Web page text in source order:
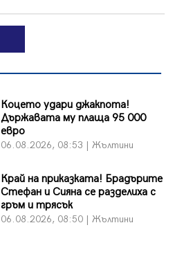
Коцето удари джакпота!
Държавата му плаща 95 000
евро
06.08.2026, 08:53 | Жълтини
Край на приказката! Брадърите
Стефан и Сияна се разделиха с
гръм и трясък
06.08.2026, 08:50 | Жълтини